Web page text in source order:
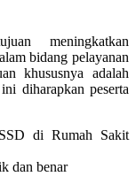
meningkatkan
bidang pelayanan
khususnya adalah
diharapkan peserta
di Rumah Sakit
dan benar